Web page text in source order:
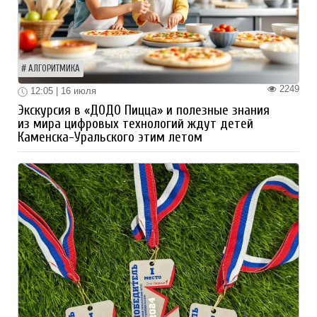
АЛГОРИТМИКА
2249
12:05 | 16 июля
Экскурсия в «ДОДО Пицца» и полезные знания
из мира цифровых технологий ждут детей
Каменска-Уральского этим летом